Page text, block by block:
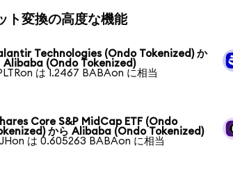
ト変換の高度な機能
Technologies (Ondo Tokenized) か
Alibaba (Ondo Tokenized)
は 1.2467 BABAon に相当
Core S&P MidCap ETF (Ondo
から Alibaba (Ondo Tokenized)
は 0.605263 BABAon に相当